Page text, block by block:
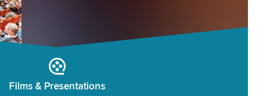
Films & Presentations